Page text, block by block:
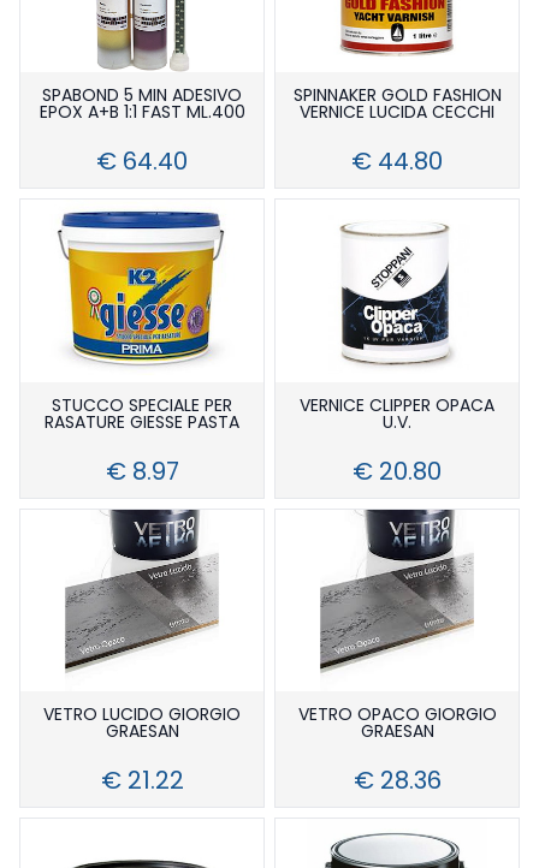
SPABOND 5 MIN ADESIVO
EPOX A+B 1:1 FAST ML.400
€ 64.40
SPINNAKER GOLD FASHION
VERNICE LUCIDA CECCHI
€ 44.80
STUCCO SPECIALE PER
RASATURE GIESSE PASTA
€ 8.97
VERNICE CLIPPER OPACA
U.V.
€ 20.80
VETRO LUCIDO GIORGIO
GRAESAN
€ 21.22
VETRO OPACO GIORGIO
GRAESAN
€ 28.36